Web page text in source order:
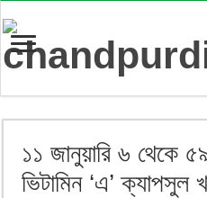
১১ জানুয়ারি ৬ থেকে
ভিটামিন ‘এ’ ক্যাপসুল